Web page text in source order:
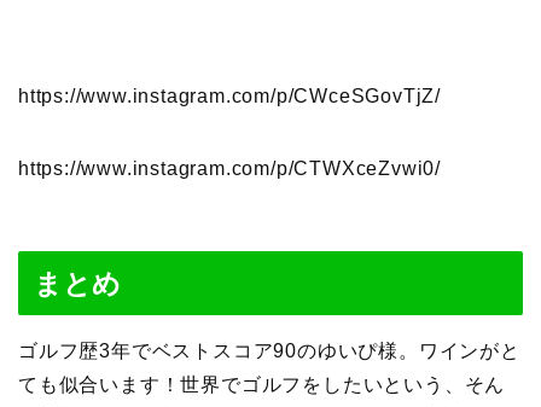
https://www.instagram.com/p/CWceSGovTjZ/
https://www.instagram.com/p/CTWXceZvwi0/
まとめ
ゴルフ歴3年でベストスコア90のゆいぴ様。ワインがと
ても似合います！世界でゴルフをしたいという、そん